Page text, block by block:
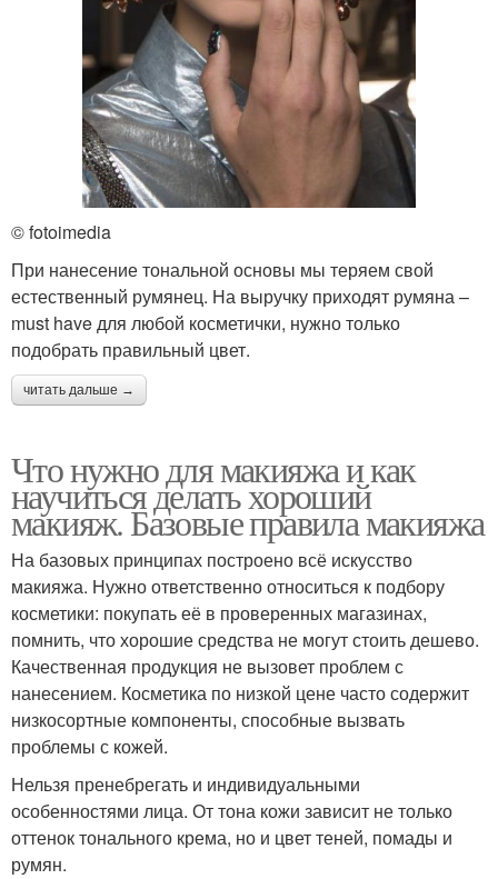
© fotoimedia
При нанесение тональной основы мы теряем свой
естественный румянец. На выручку приходят румяна –
must have для любой косметички, нужно только
подобрать правильный цвет.
читать дальше →
Что нужно для макияжа и как
научиться делать хороший
макияж. Базовые правила макияжа
На базовых принципах построено всё искусство
макияжа. Нужно ответственно относиться к подбору
косметики: покупать её в проверенных магазинах,
помнить, что хорошие средства не могут стоить дешево.
Качественная продукция не вызовет проблем с
нанесением. Косметика по низкой цене часто содержит
низкосортные компоненты, способные вызвать
проблемы с кожей.
Нельзя пренебрегать и индивидуальными
особенностями лица. От тона кожи зависит не только
оттенок тонального крема, но и цвет теней, помады и
румян.